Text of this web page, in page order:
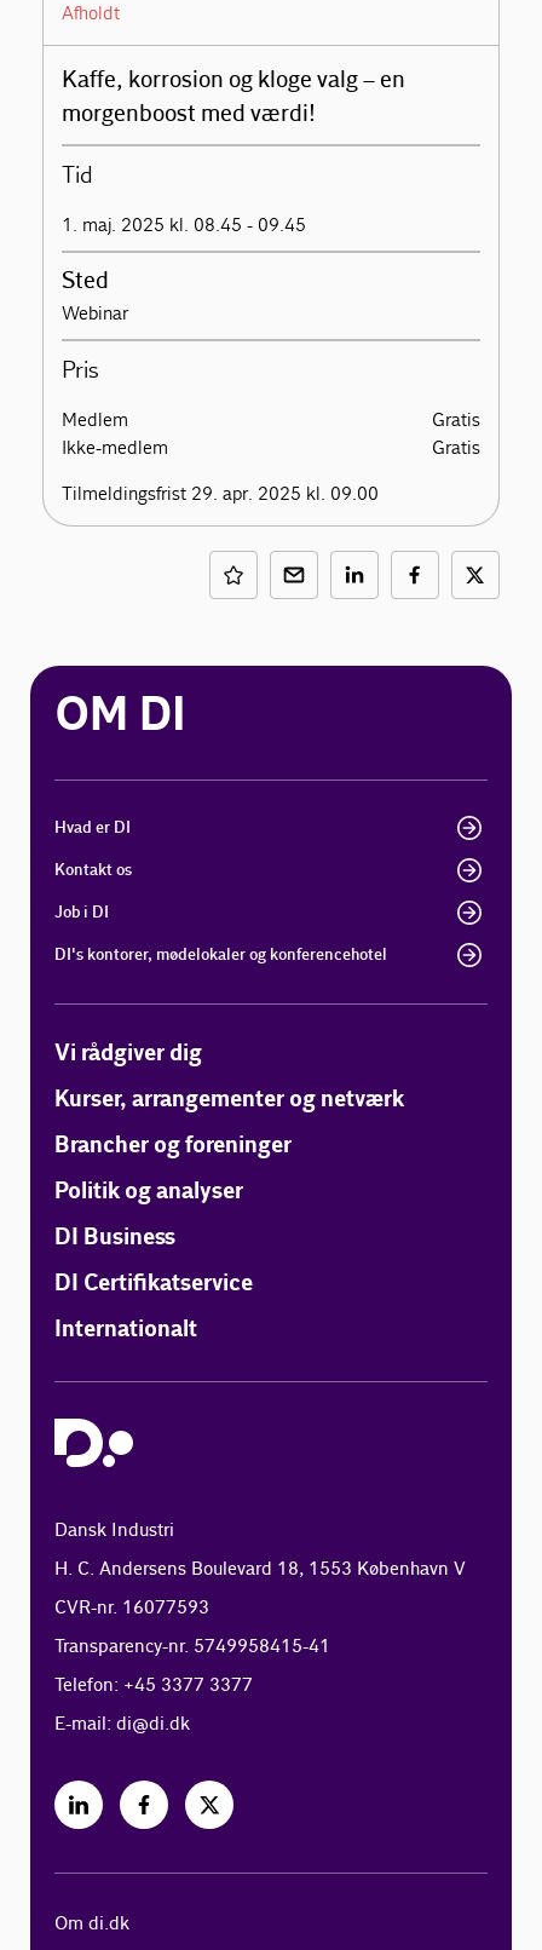
Afholdt
Kaffe, korrosion og kloge valg – en
morgenboost med værdi!
Tid
1. maj. 2025 kl. 08.45 - 09.45
Sted
Webinar
Pris
Medlem
Gratis
Ikke-medlem
Gratis
Tilmeldingsfrist 29. apr. 2025 kl. 09.00
OM DI
Hvad er DI
Kontakt os
Job i DI
DI's kontorer, mødelokaler og konferencehotel
Vi rådgiver dig
Kurser, arrangementer og netværk
Brancher og foreninger
Politik og analyser
DI Business
DI Certifikatservice
Internationalt
Dansk Industri
H. C. Andersens Boulevard 18, 1553 København V
CVR-nr. 16077593
Transparency-nr. 5749958415-41
Telefon: +45 3377 3377
E-mail:di@di.dk
Om di.dk